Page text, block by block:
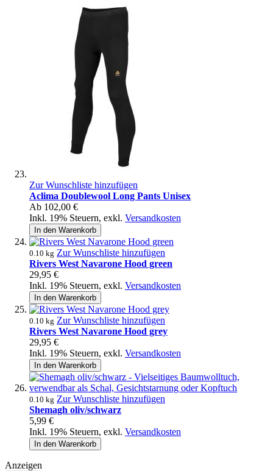
Zur Wunschliste hinzufügen
Aclima Doublewool Long Pants Unisex
Ab 102,00 €
Inkl. 19% Steuern, exkl. Versandkosten
In den Warenkorb
0.10 kg Zur Wunschliste hinzufügen
Rivers West Navarone Hood green
29,95 €
Inkl. 19% Steuern, exkl. Versandkosten
In den Warenkorb
0.10 kg Zur Wunschliste hinzufügen
Rivers West Navarone Hood grey
29,95 €
Inkl. 19% Steuern, exkl. Versandkosten
In den Warenkorb
0.10 kg Zur Wunschliste hinzufügen
Shemagh oliv/schwarz
5,99 €
Inkl. 19% Steuern, exkl. Versandkosten
In den Warenkorb
Anzeigen